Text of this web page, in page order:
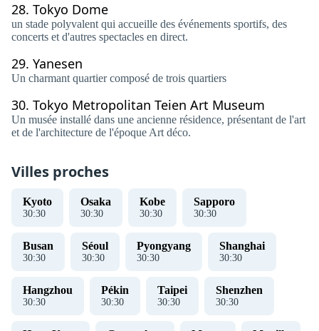
28. Tokyo Dome
un stade polyvalent qui accueille des événements sportifs, des
concerts et d'autres spectacles en direct.
29. Yanesen
Un charmant quartier composé de trois quartiers
30. Tokyo Metropolitan Teien Art Museum
Un musée installé dans une ancienne résidence, présentant de l'art
et de l'architecture de l'époque Art déco.
Villes proches
Kyoto
30:31
Osaka
30:31
Kobe
30:31
Sapporo
30:31
Busan
30:31
Séoul
30:31
Pyongyang
30:31
Shanghai
30:31
Hangzhou
30:31
Pékin
30:31
Taipei
30:31
Shenzhen
30:31